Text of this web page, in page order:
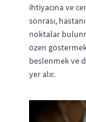
ihtiyacına ve
sonrası,
noktalar
özen
beslenmek ve
yer alır.